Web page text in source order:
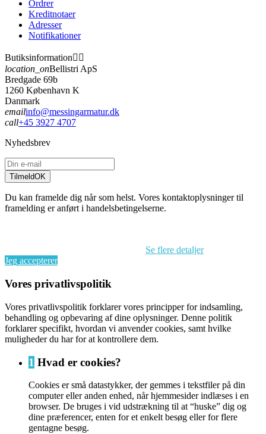
Ordrer
Kreditnotaer
Adresser
Notifikationer
Butiksinformation 
location_onBellistri ApS
Bredgade 69b
1260 København K
Danmark
emailinfo@messingarmatur.dk
call+45 3927 4707
Nyhedsbrev
TilmeldOK
Du kan framelde dig når som helst. Vores kontaktoplysninger til
framelding er anført i handelsbetingelserne.
Se flere detaljer
Jeg accepterer
Vores privatlivspolitik
Vores privatlivspolitik forklarer vores principper for indsamling,
behandling og opbevaring af dine oplysninger. Denne politik
forklarer specifikt, hvordan vi anvender cookies, samt hvilke
muligheder du har for at kontrollere dem.
1 Hvad er cookies?
Cookies er små datastykker, der gemmes i tekstfiler på din
computer eller anden enhed, når hjemmesider indlæses i en
browser. De bruges i vid udstrækning til at “huske” dig og
dine præferencer, enten for et enkelt besøg eller for flere
gentagne besøg.